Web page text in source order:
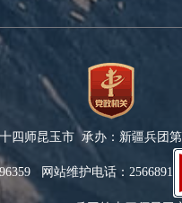
四师昆玉市 承办：新疆兵团
网站维护电话：2566891